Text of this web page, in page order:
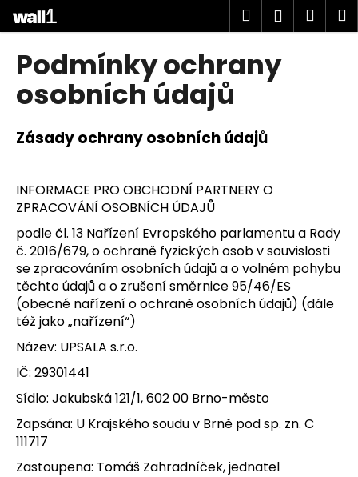
obsah
Hledat
Podmínky ochrany
osobních údajů
Zásady ochrany osobních údajů
INFORMACE PRO OBCHODNÍ PARTNERY O
ZPRACOVÁNÍ OSOBNÍCH ÚDAJŮ
podle čl. 13 Nařízení Evropského parlamentu a Rady
č. 2016/679, o ochraně fyzických osob v souvislosti
se zpracováním osobních údajů a o volném pohybu
těchto údajů a o zrušení směrnice 95/46/ES
(obecné nařízení o ochraně osobních údajů) (dále
též jako „nařízení“)
Název: UPSALA s.r.o.
IČ: 29301441
Sídlo: Jakubská 121/1, 602 00 Brno-město
Zapsána: U Krajského soudu v Brně pod sp. zn. C
111717
Zastoupena: Tomáš Zahradníček, jednatel
o
C
o
p
o
ř
e
b
u
j
e
t
e
n
a
j
í
t
?